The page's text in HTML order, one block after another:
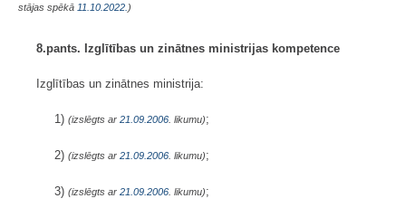
stājas spēkā 11.10.2022. )
8.pants. Izglītības un zinātnes ministrijas kompetence
Izglītības un zinātnes ministrija:
1) (izslēgts ar 21.09.2006 . likumu);
2) (izslēgts ar 21.09.2006 . likumu);
3) (izslēgts ar 21.09.2006 . likumu);